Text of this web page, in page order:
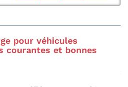
pour véhicules
courantes et bonnes